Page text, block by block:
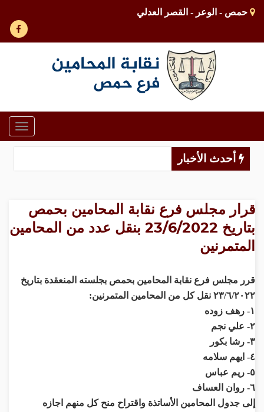
حمص - الوعر - القصر العدلي
أحدث الأخبار
قرار مجلس فرع نقابة المحامين بحمص
بتاريخ 23/6/2022 بنقل عدد من المحامين
المتمرنين
قرر مجلس فرع نقابة المحامين بحمص بجلسته المنعقدة بتاريخ
٢٣/٦/٢٠٢٢ نقل كل من المحامين المتمرنين:
١- رهف زوده
٢- علي نجم
٣- رشا بكور
٤- ايهم سلامه
٥- ريم عباس
٦- روان العساف
إلى جدول المحامين الأساتذة واقتراح منح كل منهم اجازه